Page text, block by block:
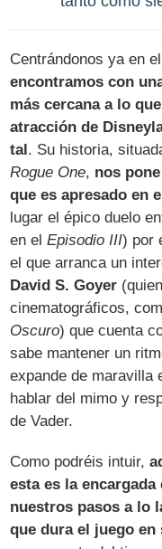
Centrándonos ya en
encontramos con
más cercana a lo
atracción de
tal. Su historia,
Rogue One, nos
que es apresado en
lugar el épico duelo
en elEpisodio III) por
el que arranca un
David S. Goyer
cinematográficos,
Oscuro) que cuenta
sabe mantener un
expande de maravilla
hablar del mimo y
de Vader.
Como podréis intuir,
esta es la
nuestros pasos a lo
que dura el juego